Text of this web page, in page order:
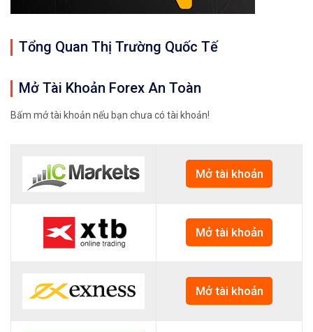
Tổng Quan Thị Trường Quốc Tế
Mở Tài Khoản Forex An Toàn
Bấm mở tài khoản nếu bạn chưa có tài khoản!
Mở tài khoản
Mở tài khoản
Mở tài khoản